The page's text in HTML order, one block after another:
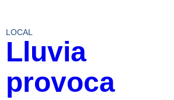
LOCAL
Lluvia
provoca